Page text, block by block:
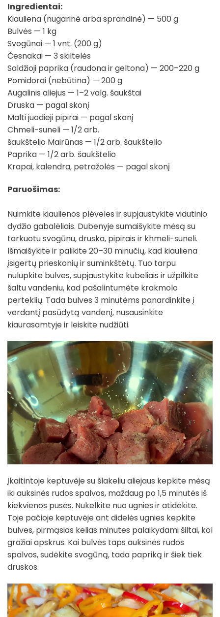
Ingredientai:
Kiauliena (nugarinė arba sprandinė) — 500 g
Bulvės — 1 kg
Svogūnai — 1 vnt. (200 g)
Česnakai — 3 skiltelės
Saldžioji paprika (raudona ir geltona) — 200–220 g
Pomidorai (nebūtina) — 200 g
Augalinis aliejus — 1–2 valg. šaukštai
Druska — pagal skonį
Malti juodieji pipirai — pagal skonį
Chmeli-suneli — 1/2 arb.
šaukštelio Mairūnas — 1/2 arb. šaukštelio
Paprika — 1/2 arb. šaukštelio
Krapai, kalendra, petražolės — pagal skonį
Paruošimas:
Nuimkite kiaulienos plėveles ir supjaustykite vidutinio
dydžio gabalėliais. Dubenyje sumaišykite mėsą su
tarkuotu svogūnu, druska, pipirais ir khmeli-suneli.
Išmaišykite ir palikite 20–30 minučių, kad kiauliena
įsigertų prieskonių ir suminkštėtų. Tuo tarpu
nulupkite bulves, supjaustykite kubeliais ir užpilkite
šaltu vandeniu, kad pašalintumėte krakmolo
perteklių. Tada bulves 3 minutėms panardinkite į
verdantį pasūdytą vandenį, nusausinkite
kiaurasamtyje ir leiskite nudžiūti.
Įkaitintoje keptuvėje su šlakeliu aliejaus kepkite mėsą
iki auksinės rudos spalvos, maždaug po 1,5 minutės iš
kiekvienos pusės. Nukelkite nuo ugnies ir atidėkite.
Toje pačioje keptuvėje ant didelės ugnies kepkite
bulves, pirmąsias kelias minutes palaikydami šiltai, kol
gražiai apskrus. Kai bulvės taps auksinės rudos
spalvos, sudėkite svogūną, tada papriką ir šiek tiek
druskos.